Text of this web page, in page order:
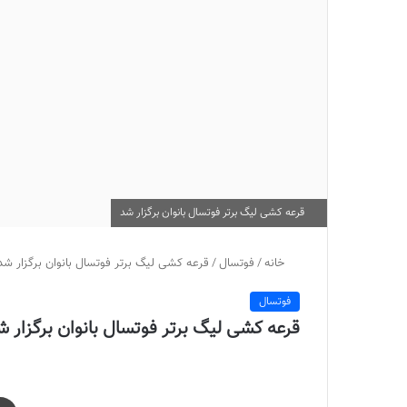
قرعه کشی لیگ برتر فوتسال بانوان برگزار شد
خانه/ فوتسال/ قرعه کشی لیگ برتر فوتسال بانوان برگزار
فوتسال
قرعه کشی لیگ برتر فوتسال بانوان برگزار